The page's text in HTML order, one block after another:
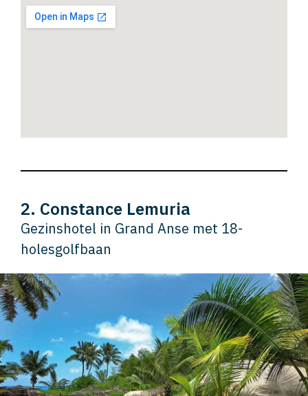
2. Constance Lemuria
Gezinshotel in Grand Anse met 18-
holesgolfbaan